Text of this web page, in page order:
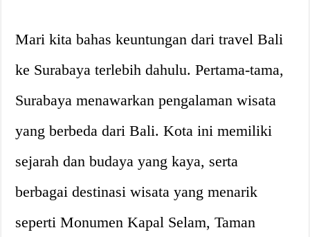
Mari kita bahas keuntungan dari travel Bali
ke Surabaya terlebih dahulu. Pertama-tama,
Surabaya menawarkan pengalaman wisata
yang berbeda dari Bali. Kota ini memiliki
sejarah dan budaya yang kaya, serta
berbagai destinasi wisata yang menarik
seperti Monumen Kapal Selam, Taman